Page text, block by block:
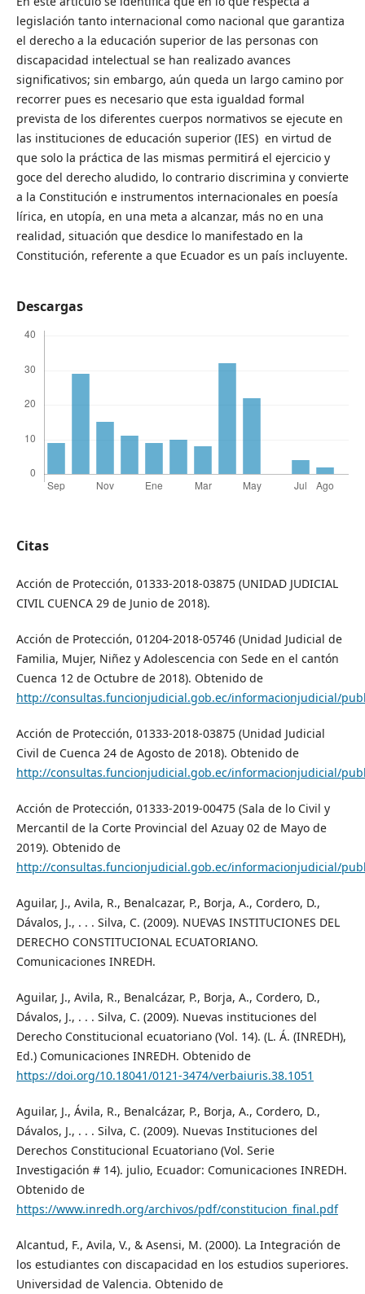
legislación tanto internacional como nacional que garantiza
el derecho a la educación superior de las personas con
discapacidad intelectual se han realizado avances
significativos; sin embargo, aún queda un largo camino por
recorrer pues es necesario que esta igualdad formal
prevista de los diferentes cuerpos normativos se ejecute en
las instituciones de educación superior (IES) en virtud de
que solo la práctica de las mismas permitirá el ejercicio y
goce del derecho aludido, lo contrario discrimina y convierte
a la Constitución e instrumentos internacionales en poesía
lírica, en utopía, en una meta a alcanzar, más no en una
realidad, situación que desdice lo manifestado en la
Constitución, referente a que Ecuador es un país incluyente.
Descargas
Citas
Acción de Protección, 01333-2018-03875 (UNIDAD JUDICIAL
CIVIL CUENCA 29 de Junio de 2018).
Acción de Protección, 01204-2018-05746 (Unidad Judicial de
Familia, Mujer, Niñez y Adolescencia con Sede en el cantón
Cuenca 12 de Octubre de 2018). Obtenido de
http://consultas.funcionjudicial.gob.ec/informacionjudicial/
Acción de Protección, 01333-2018-03875 (Unidad Judicial
Civil de Cuenca 24 de Agosto de 2018). Obtenido de
http://consultas.funcionjudicial.gob.ec/informacionjudicial/
Acción de Protección, 01333-2019-00475 (Sala de lo Civil y
Mercantil de la Corte Provincial del Azuay 02 de Mayo de
2019). Obtenido de
http://consultas.funcionjudicial.gob.ec/informacionjudicial/
Aguilar, J., Avila, R., Benalcazar, P., Borja, A., Cordero, D.,
Dávalos, J., . . . Silva, C. (2009). NUEVAS INSTITUCIONES DEL
DERECHO CONSTITUCIONAL ECUATORIANO.
Comunicaciones INREDH.
Aguilar, J., Avila, R., Benalcázar, P., Borja, A., Cordero, D.,
Dávalos, J., . . . Silva, C. (2009). Nuevas instituciones del
Derecho Constitucional ecuatoriano (Vol. 14). (L. Á. (INREDH),
Ed.) Comunicaciones INREDH. Obtenido de
https://doi.org/10.18041/0121-3474/verbaiuris.38.1051
Aguilar, J., Ávila, R., Benalcázar, P., Borja, A., Cordero, D.,
Dávalos, J., . . . Silva, C. (2009). Nuevas Instituciones del
Derechos Constitucional Ecuatoriano (Vol. Serie
Investigación # 14). julio, Ecuador: Comunicaciones INREDH.
Obtenido de
https://www.inredh.org/archivos/pdf/constitucion_final.pdf
Alcantud, F., Avila, V., & Asensi, M. (2000). La Integración de
los estudiantes con discapacidad en los estudios superiores.
Universidad de Valencia. Obtenido de